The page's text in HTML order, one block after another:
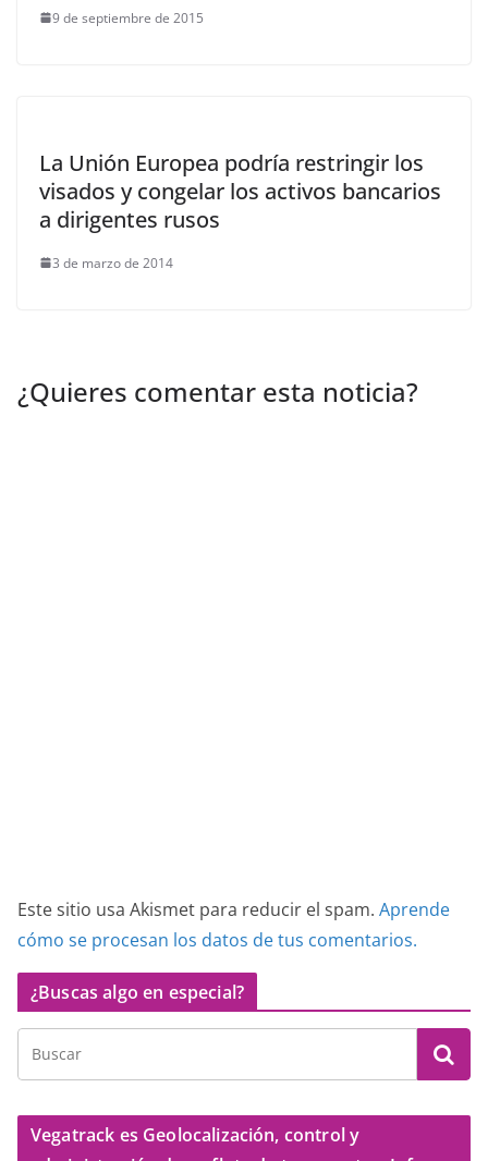
9 de septiembre de 2015
La Unión Europea podría restringir los
visados y congelar los activos bancarios
a dirigentes rusos
3 de marzo de 2014
¿Quieres comentar esta noticia?
Este sitio usa Akismet para reducir el spam. Aprende
cómo se procesan los datos de tus comentarios.
¿Buscas algo en especial?
Vegatrack es Geolocalización, control y